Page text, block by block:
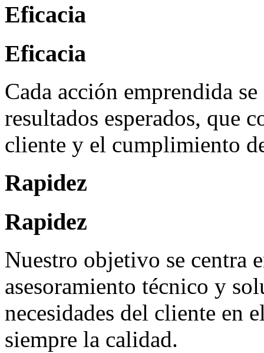
Eficacia
Eficacia
Cada acción emprendida
resultados esperados, que
cliente y el cumplimiento
Rapidez
Rapidez
Nuestro objetivo se centra
asesoramiento técnico y
necesidades del cliente en
siempre la calidad.